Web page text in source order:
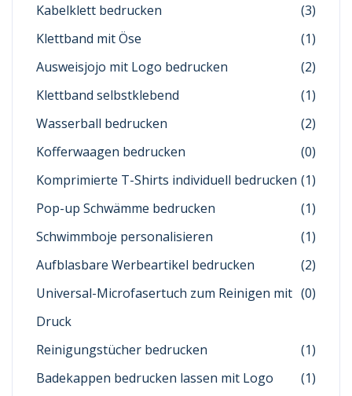
Kabelklett bedrucken
(3)
Klettband mit Öse
(1)
Ausweisjojo mit Logo bedrucken
(2)
Klettband selbstklebend
(1)
Wasserball bedrucken
(2)
Kofferwaagen bedrucken
(0)
Komprimierte T-Shirts individuell bedrucken (1)
Pop-up Schwämme bedrucken
(1)
Schwimmboje personalisieren
(1)
Aufblasbare Werbeartikel bedrucken
(2)
Universal-Microfasertuch zum Reinigen mit
Druck
(0)
Reinigungstücher bedrucken
(1)
Badekappen bedrucken lassen mit Logo
(1)